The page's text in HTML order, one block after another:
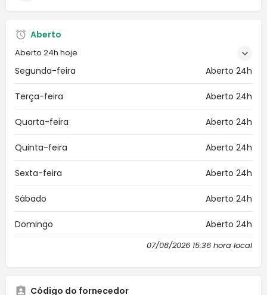
Aberto
Aberto 24h hoje
Segunda-feira Aberto 24h
Terça-feira Aberto 24h
Quarta-feira Aberto 24h
Quinta-feira Aberto 24h
Sexta-feira Aberto 24h
Sábado Aberto 24h
Domingo Aberto 24h
07/08/2026 15:36 hora local
Código do fornecedor